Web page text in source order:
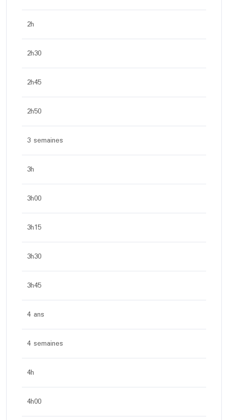
2h
2h30
2h45
2h50
3 semaines
3h
3h00
3h15
3h30
3h45
4 ans
4 semaines
4h
4h00